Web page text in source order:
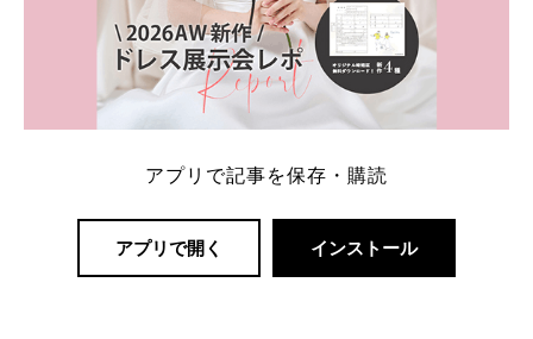
アプリで記事を保存・購読
アプリで開く インストール